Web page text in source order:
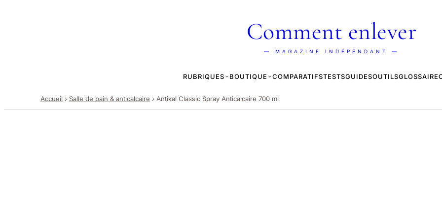
Comment enlever
— MAGAZINE INDÉPENDANT —
RUBRIQUES BOUTIQUE COMPARATIFSTESTSGUIDESOUTILSGLOSSAIRE
Accueil › Salle de bain & anticalcaire › Antikal Classic Spray Anticalcaire 700 ml